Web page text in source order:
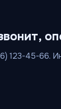
123-45-66.